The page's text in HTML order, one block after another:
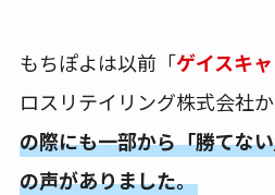
もちぽよは以前「ゲイスキ
ロスリテイリング株式会社か
の際にも一部から「勝てな
の声がありました。